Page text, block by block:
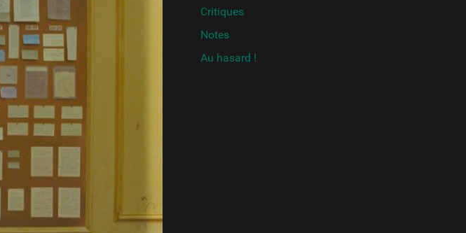
Critiques
Notes
Au hasard !